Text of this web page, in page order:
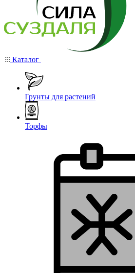
Каталог
Грунты для растений
Торфы